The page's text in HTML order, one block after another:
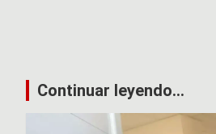
Continuar leyendo...